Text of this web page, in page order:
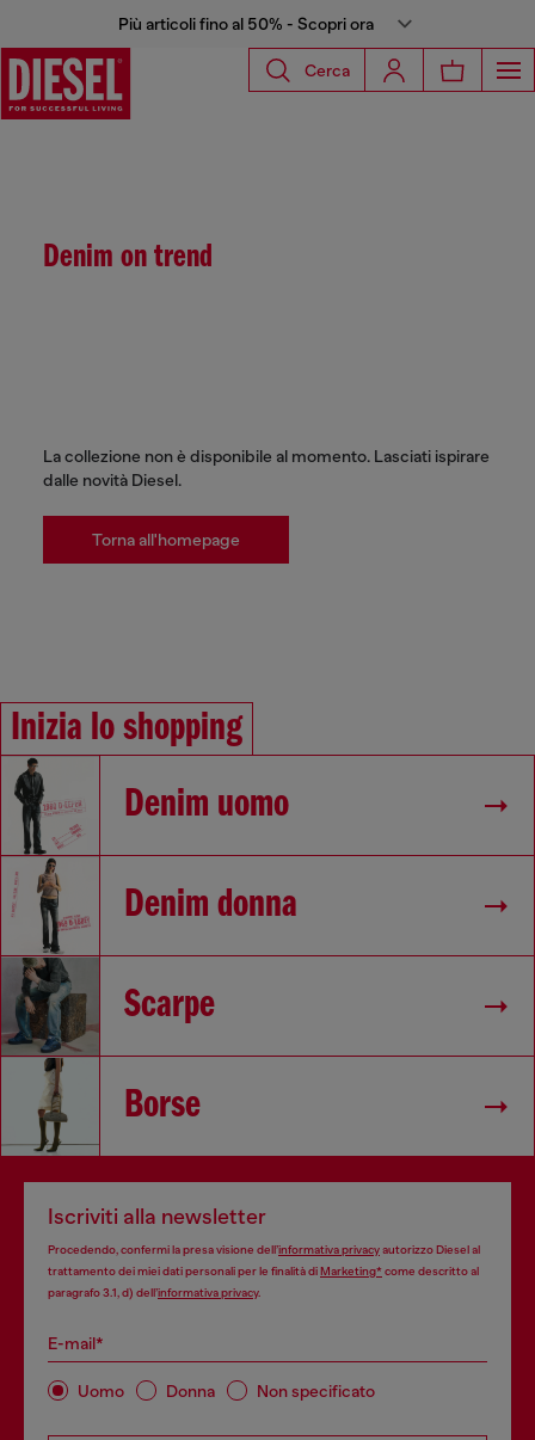
Più articoli fino al 50% - Scopri ora
Cerca
Denim on trend
La collezione non è disponibile al momento. Lasciati ispirare
dalle novità Diesel.
Torna all'homepage
Inizia lo shopping
Denim uomo
Denim donna
Scarpe
Borse
Iscriviti alla newsletter
Procedendo, confermi la presa visione dell’informativa privacyautorizzo Diesel al
trattamento dei miei dati personali per le finalità diMarketing*come descritto al
paragrafo 3.1, d) dell’informativa privacy.
E-mail*
Uomo Donna Non specificato